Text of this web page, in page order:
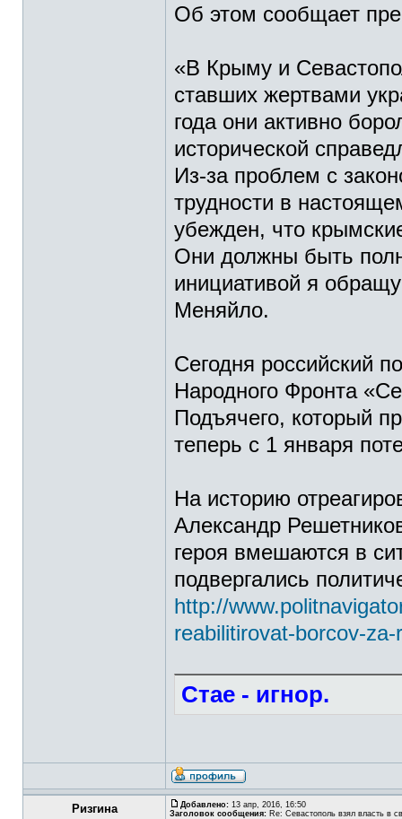
Об этом сообщает
«В Крыму и
ставших жертвами
года они активно
исторической
Из-за проблем с
трудности в
убежден, что
Они должны быть
инициативой я
Меняйло.
Сегодня российский
Народного Фронта
Подъячего, который
теперь с 1 января
На историю
Александр
героя вмешаются в
подвергались
http://
reabilitirovat-borcov-
Стае - игнор.
Ризгина Добавлено: 13 апр, 2016, 16:50
Заголовок сообщения: Re: Севастополь взял власть в